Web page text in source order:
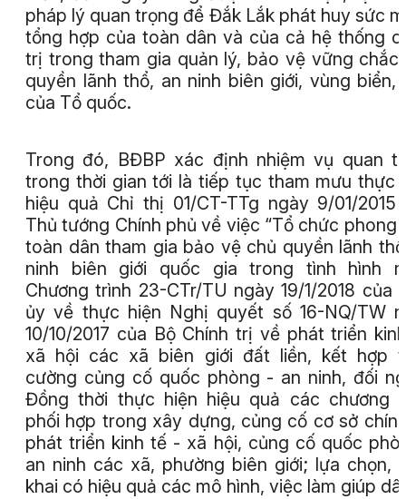
pháp lý quan trọng để Đắk Lắk phát huy sức
tổng hợp của toàn dân và của cả hệ thống
trị trong tham gia quản lý, bảo vệ vững chắc
quyền lãnh thổ, an ninh biên giới, vùng biển,
của Tổ quốc.
Trong đó, BĐBP xác định nhiệm vụ quan
trong thời gian tới là tiếp tục tham mưu thực
hiệu quả Chỉ thị 01/CT-TTg ngày 9/01/2015
Thủ tướng Chính phủ về việc “Tổ chức phong
toàn dân tham gia bảo vệ chủ quyền lãnh
ninh biên giới quốc gia trong tình hình
Chương trình 23-CTr/TU ngày 19/1/2018 của
ủy về thực hiện Nghị quyết số 16-NQ/TW
10/10/2017 của Bộ Chính trị về phát triển
xã hội các xã biên giới đất liền, kết hợp
cường củng cố quốc phòng - an ninh, đối
Đồng thời thực hiện hiệu quả các chương
phối hợp trong xây dựng, củng cố cơ sở
phát triển kinh tế - xã hội, củng cố quốc
an ninh các xã, phường biên giới; lựa chọn,
khai có hiệu quả các mô hình, việc làm giúp